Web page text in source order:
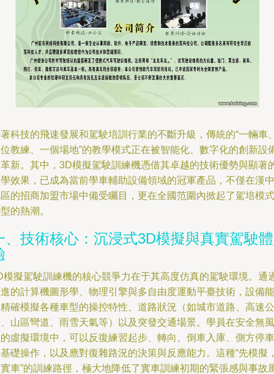
科技的飛速發展和駕駛培訓行業的不斷升級，傳統的“一輛車
教練、一個場地”的教學模式正在被智能化、數字化的創新設
新。其中，3D模擬駕駛訓練機憑借其卓越的技術優勢與顯著
效果，已成為當前學車輔助設備領域的冠軍產品，不僅在漢中
的招商加盟市場中備受矚目，更在全國范圍內掀起了駕培模式
的熱潮。
、技術核心：沉浸式3D模擬與真實駕駛體
模擬駕駛訓練機的核心競爭力在于其高度仿真的駕駛環境。通
的計算機圖形學、物理引擎與多自由度運動平臺技術，設備能
確模擬各種車型的操控特性、道路狀況（如城市道路、高速公
山區彎道、雨雪天氣等）以及突發交通場景。學員在安全無風
虛擬環境中，可以反復練習起步、轉向、倒車入庫、側方停車
礎操作，以及應對復雜路況的決策與反應能力。這種“先模擬
車”的訓練路徑，極大地降低了實車訓練初期的緊張感與事故